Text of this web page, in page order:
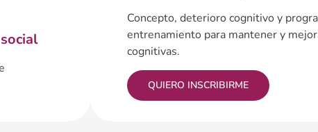
Concepto, deterioro cognitivo y
entrenamiento para mantener y
cognitivas.
QUIERO INSCRIBIRME